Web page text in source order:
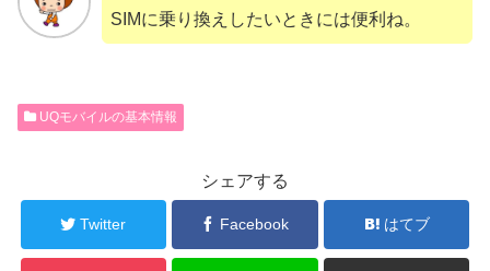
SIMに乗り換えしたいときには便利ね。
UQモバイルの基本情報
シェアする
Twitter Facebook はてブ